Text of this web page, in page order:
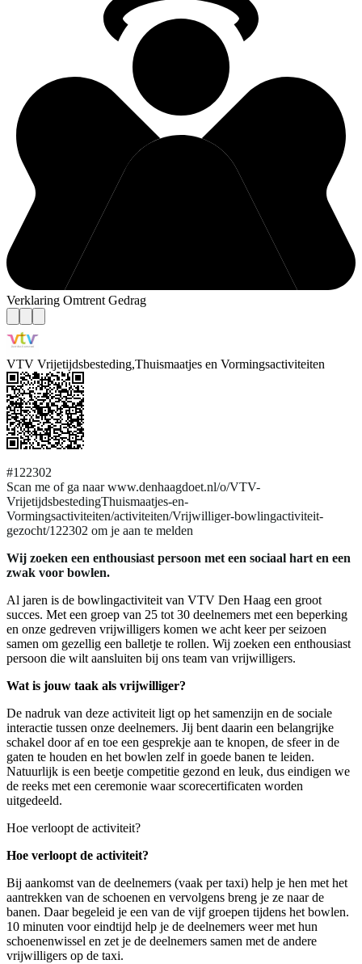
Verklaring Omtrent Gedrag
VTV Vrijetijdsbesteding,Thuismaatjes en Vormingsactiviteiten
#122302
Scan me of ga naar www.denhaagdoet.nl/o/VTV-
VrijetijdsbestedingThuismaatjes-en-
Vormingsactiviteiten/activiteiten/Vrijwilliger-bowlingactiviteit-
gezocht/122302 om je aan te melden
Wij zoeken een enthousiast persoon met een sociaal hart en een
zwak voor bowlen.
Al jaren is de bowlingactiviteit van VTV Den Haag een groot
succes. Met een groep van 25 tot 30 deelnemers met een beperking
en onze gedreven vrijwilligers komen we acht keer per seizoen
samen om gezellig een balletje te rollen. Wij zoeken een enthousiast
persoon die wilt aansluiten bij ons team van vrijwilligers.
Wat is jouw taak als vrijwilliger?
De nadruk van deze activiteit ligt op het samenzijn en de sociale
interactie tussen onze deelnemers. Jij bent daarin een belangrijke
schakel door af en toe een gesprekje aan te knopen, de sfeer in de
gaten te houden en het bowlen zelf in goede banen te leiden.
Natuurlijk is een beetje competitie gezond en leuk, dus eindigen we
de reeks met een ceremonie waar scorecertificaten worden
uitgedeeld.
Hoe verloopt de activiteit?
Hoe verloopt de activiteit?
Bij aankomst van de deelnemers (vaak per taxi) help je hen met het
aantrekken van de schoenen en vervolgens breng je ze naar de
banen. Daar begeleid je een van de vijf groepen tijdens het bowlen.
10 minuten voor eindtijd help je de deelnemers weer met hun
schoenenwissel en zet je de deelnemers samen met de andere
vrijwilligers op de taxi.